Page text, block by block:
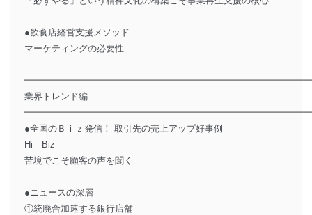
●飲食店経営支援メソッド
マーケティングの必要性
業界トレンド編
●全国のＢｉｚ発信！ 取引先の売上アップ好事例
Hi―Biz
苦境でこそ顧客の声を聞く
●ニュースの深層
①統廃合加速する銀行店舗